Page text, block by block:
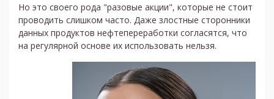
Но это своего рода "разовые акции", которые не стоит
проводить слишком часто. Даже злостные сторонники
данных продуктов нефтепереработки согласятся, что
на регулярной основе их использовать нельзя.